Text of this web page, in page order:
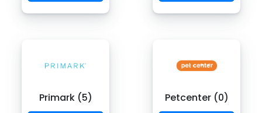
Primark (5) Petcenter (0)